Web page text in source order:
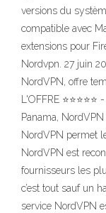
versions du
compatible avec
extensions pour
Nordvpn. 27 juin
NordVPN, offre
L'OFFRE
Panama,
NordVPN permet
NordVPN est
fournisseurs les
c’est tout sauf un
service NordVPN